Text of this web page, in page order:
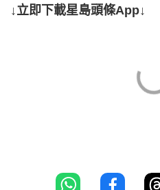
↓立即下載星島頭條App↓